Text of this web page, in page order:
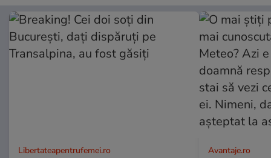
Libertateapentrufemei.ro Avantaje.ro